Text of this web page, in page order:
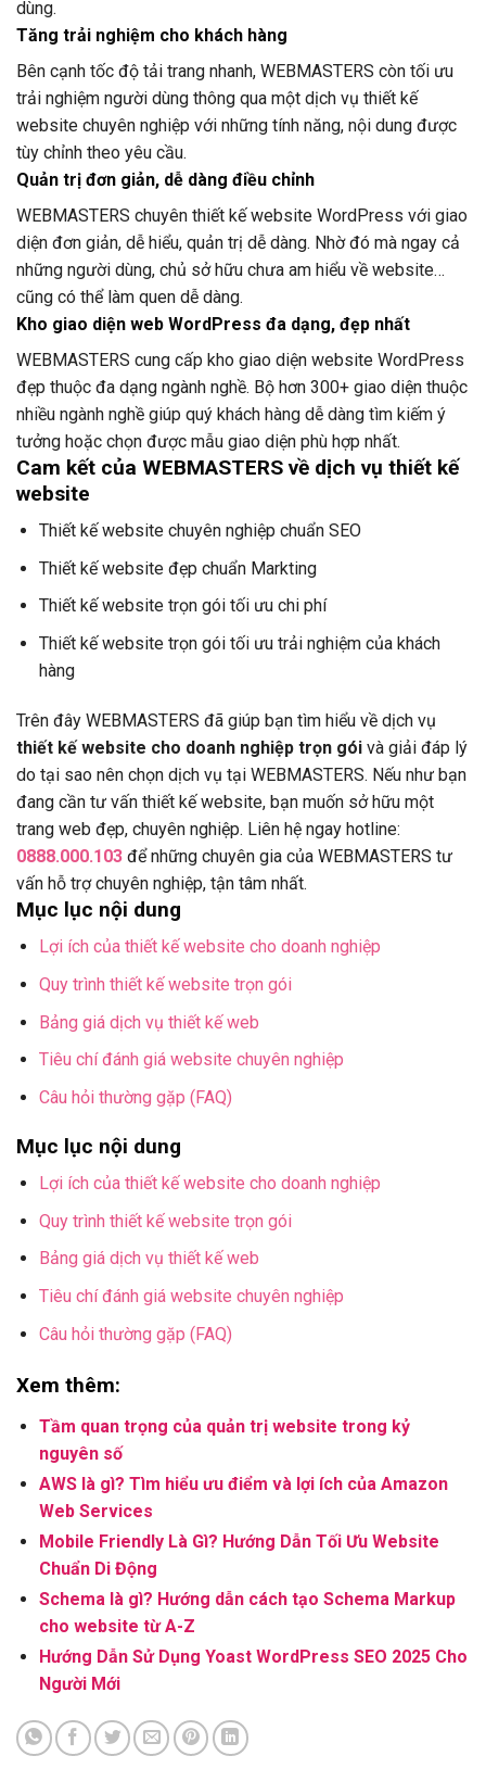
dùng.
Tăng trải nghiệm cho khách hàng
Bên cạnh tốc độ tải trang nhanh, WEBMASTERS còn tối ưu
trải nghiệm người dùng thông qua một dịch vụ thiết kế
website chuyên nghiệp với những tính năng, nội dung được
tùy chỉnh theo yêu cầu.
Quản trị đơn giản, dễ dàng điều chỉnh
WEBMASTERS chuyên thiết kế website WordPress với giao
diện đơn giản, dễ hiểu, quản trị dễ dàng. Nhờ đó mà ngay cả
những người dùng, chủ sở hữu chưa am hiểu về website…
cũng có thể làm quen dễ dàng.
Kho giao diện web WordPress đa dạng, đẹp nhất
WEBMASTERS cung cấp kho giao diện website WordPress
đẹp thuộc đa dạng ngành nghề. Bộ hơn 300+ giao diện thuộc
nhiều ngành nghề giúp quý khách hàng dễ dàng tìm kiếm ý
tưởng hoặc chọn được mẫu giao diện phù hợp nhất.
Cam kết của WEBMASTERS về dịch vụ thiết kế
website
Thiết kế website chuyên nghiệp chuẩn SEO
Thiết kế website đẹp chuẩn Markting
Thiết kế website trọn gói tối ưu chi phí
Thiết kế website trọn gói tối ưu trải nghiệm của khách
hàng
Trên đây WEBMASTERS đã giúp bạn tìm hiểu về dịch vụ
thiết kế website cho doanh nghiệp trọn gói và giải đáp lý
do tại sao nên chọn dịch vụ tại WEBMASTERS. Nếu như bạn
đang cần tư vấn thiết kế website, bạn muốn sở hữu một
trang web đẹp, chuyên nghiệp. Liên hệ ngay hotline:
0888.000.103 để những chuyên gia của WEBMASTERS tư
vấn hỗ trợ chuyên nghiệp, tận tâm nhất.
Mục lục nội dung
Lợi ích của thiết kế website cho doanh nghiệp
Quy trình thiết kế website trọn gói
Bảng giá dịch vụ thiết kế web
Tiêu chí đánh giá website chuyên nghiệp
Câu hỏi thường gặp (FAQ)
Mục lục nội dung
Lợi ích của thiết kế website cho doanh nghiệp
Quy trình thiết kế website trọn gói
Bảng giá dịch vụ thiết kế web
Tiêu chí đánh giá website chuyên nghiệp
Câu hỏi thường gặp (FAQ)
Xem thêm:
Tầm quan trọng của quản trị website trong kỷ
nguyên số
AWS là gì? Tìm hiểu ưu điểm và lợi ích của Amazon
Web Services
Mobile Friendly Là Gì? Hướng Dẫn Tối Ưu Website
Chuẩn Di Động
Schema là gì? Hướng dẫn cách tạo Schema Markup
cho website từ A-Z
Hướng Dẫn Sử Dụng Yoast WordPress SEO 2025 Cho
Người Mới